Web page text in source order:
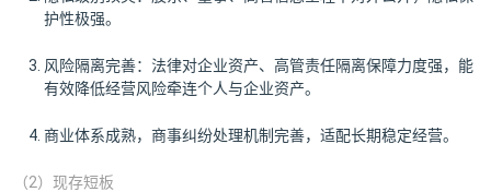
护性极强。
风险隔离完善：法律对企业资产、高管责任隔离保障力度强，能
有效降低经营风险牵连个人与企业资产。
商业体系成熟，商事纠纷处理机制完善，适配长期稳定经营。
（2）现存短板